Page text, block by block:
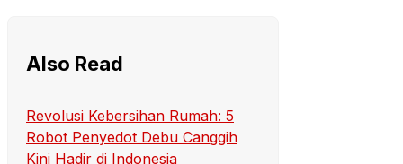
Also Read
Revolusi Kebersihan Rumah: 5
Robot Penyedot Debu Canggih
Kini Hadir di Indonesia